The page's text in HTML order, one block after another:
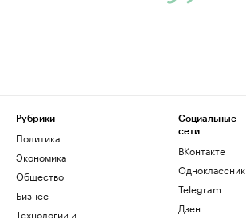
Рубрики
Политика
Экономика
Общество
Бизнес
Технологии и
Социальные
сети
ВКонтакте
Telegram
Дзен